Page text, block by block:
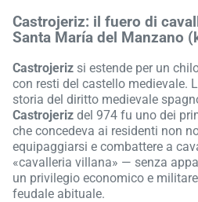
Castrojeriz: il fuero di
Santa María del Manzano
Castrojeriz si estende per un
con resti del castello medievale.
storia del diritto medievale
Castrojeriz del 974 fu uno dei
che concedeva ai residenti non
equipaggiarsi e combattere a
«cavalleria villana» — senza
un privilegio economico e
feudale abituale.